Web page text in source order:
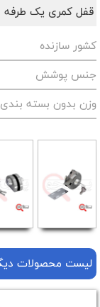
قفل کمری یک طرفه PIKO با شماره
کشور سازنده
جنس پوشش
وزن بدون بسته بندی
لیست محصولات